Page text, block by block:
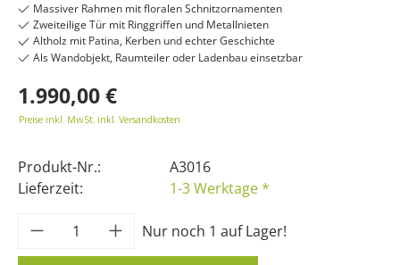
Massiver Rahmen mit floralen Schnitzornamenten
Zweiteilige Tür mit Ringgriffen und Metallnieten
Altholz mit Patina, Kerben und echter Geschichte
Als Wandobjekt, Raumteiler oder Ladenbau einsetzbar
1.990,00 €
Preise inkl. MwSt. inkl. Versandkosten
Produkt-Nr.:
A3016
Lieferzeit:
1-3 Werktage *
Produkt Anzahl: Gib den gewünschten
Nur noch 1 auf Lager!